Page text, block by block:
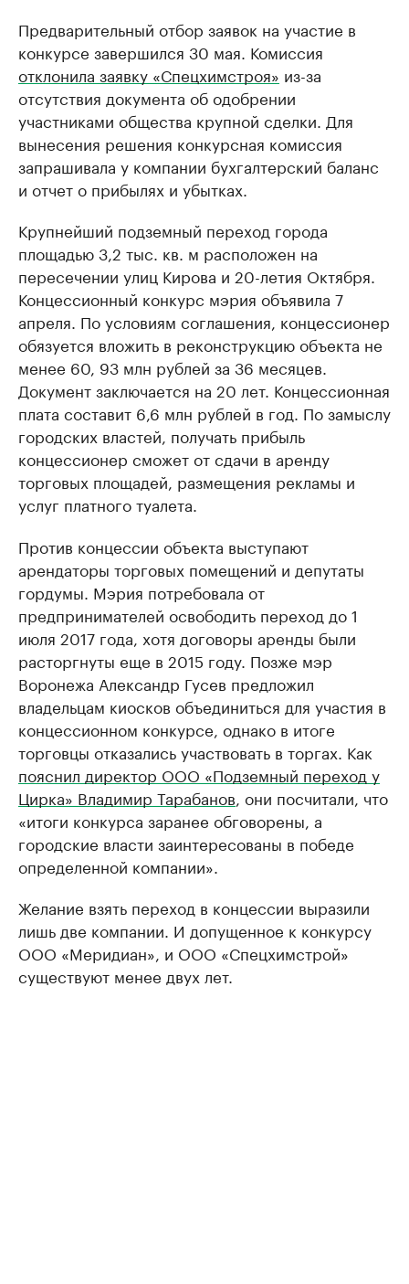
Предварительный отбор заявок на участие в
конкурсе завершился 30 мая. Комиссия
отклонила заявку «Спецхимстроя» из-за
отсутствия документа об одобрении
участниками общества крупной сделки. Для
вынесения решения конкурсная комиссия
запрашивала у компании бухгалтерский баланс
и отчет о прибылях и убытках.
Крупнейший подземный переход города
площадью 3,2 тыс. кв. м расположен на
пересечении улиц Кирова и 20-летия Октября.
Концессионный конкурс мэрия объявила 7
апреля. По условиям соглашения, концессионер
обязуется вложить в реконструкцию объекта не
менее 60, 93 млн рублей за 36 месяцев.
Документ заключается на 20 лет. Концессионная
плата составит 6,6 млн рублей в год. По замыслу
городских властей, получать прибыль
концессионер сможет от сдачи в аренду
торговых площадей, размещения рекламы и
услуг платного туалета.
Против концессии объекта выступают
арендаторы торговых помещений и депутаты
гордумы. Мэрия потребовала от
предпринимателей освободить переход до 1
июля 2017 года, хотя договоры аренды были
расторгнуты еще в 2015 году. Позже мэр
Воронежа Александр Гусев предложил
владельцам киосков объединиться для участия в
концессионном конкурсе, однако в итоге
торговцы отказались участвовать в торгах. Как
пояснил директор ООО «Подземный переход у
Цирка» Владимир Тарабанов , они посчитали, что
«итоги конкурса заранее обговорены, а
городские власти заинтересованы в победе
определенной компании».
Желание взять переход в концессии выразили
лишь две компании. И допущенное к конкурсу
ООО «Меридиан», и ООО «Спецхимстрой»
существуют менее двух лет.